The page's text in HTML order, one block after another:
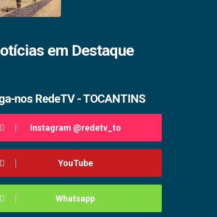
em Destaque
nos RedeTV - TOCANTINS
Instagram @redetv_to
YouTube
Whatsapp